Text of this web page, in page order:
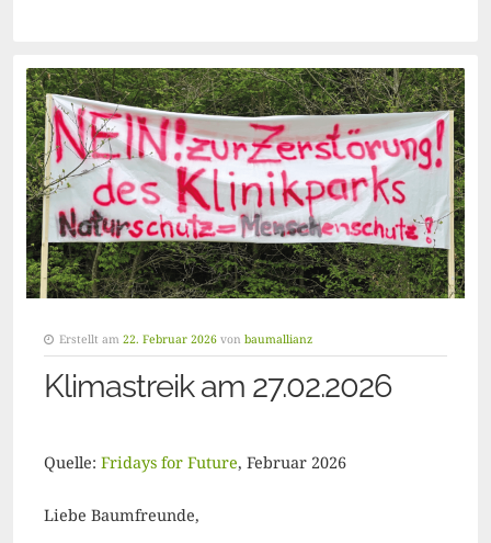
Erstellt am 22. Februar 2026 von baumallianz
Klimastreik am 27.02.2026
Quelle: Fridays for Future, Februar 2026
Liebe Baumfreunde,